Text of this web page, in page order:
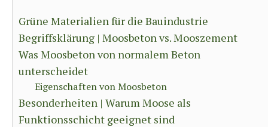
Grüne Materialien für die Bauindustrie
Begriffsklärung | Moosbeton vs. Mooszement
Was Moosbeton von normalem Beton
unterscheidet
Eigenschaften von Moosbeton
Besonderheiten | Warum Moose als
Funktionsschicht geeignet sind